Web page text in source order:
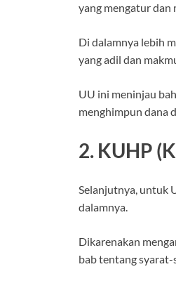
yang mengatur dan
Di dalamnya lebih
yang adil dan
UU ini meninjau
menghimpun dana
2. KUHP
Selanjutnya, untuk
dalamnya.
Dikarenakan
bab tentang